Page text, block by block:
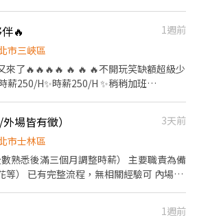
度平均薪資 * 兩個月 另加 兩萬 / 五萬八
年終獎金 日/夜 (69600 / 82600)
休假制度》 做二休二 固定日/夜班 (月休
制式履歷（1分鐘完成，快速安排送
細地址）錄取前皆可先不填！ ➋加入留
+電話 +應徵半導
🔥
1週前
市三峽區
來了🔥🔥🔥🔥 🔥 🔥 🔥不開玩笑缺額超級少
免費供餐 ✅免費汽機車停車位 👉無經驗可
指示將產品簡單組裝 👉整理和檢查組裝
全薪 #高額週領一萬 #
龜山 #鶯歌 #土城#大溪#桃園#新北 #周休
場皆有徵）
3天前
市士林區
熟悉後滿三個月調整時薪） 主要職責為備
等） 已有完整流程，無相關經驗可 內場排
1週前